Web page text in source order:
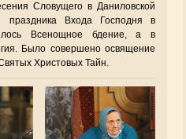
Словущего в Даниловской
праздника Входа Господня в
Всенощное бдение, а в
Было совершено освящение
Христовых Тайн.